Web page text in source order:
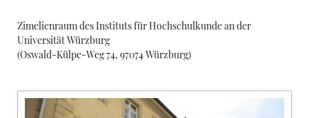
Zimelienraum des Instituts für Hochschulkunde an der
Universität Würzburg
(Oswald-Külpe-Weg 74, 97074 Würzburg)